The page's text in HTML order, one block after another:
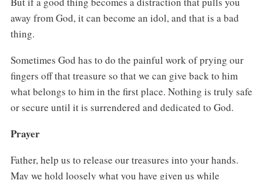
away from God, it can become an idol, and that is a bad
thing.
Sometimes God has to do the painful work of prying our
fingers off that treasure so that we can give back to him
what belongs to him in the first place. Nothing is truly safe
or secure until it is surrendered and dedicated to God.
Prayer
Father, help us to release our treasures into your hands.
May we hold loosely what you have given us while